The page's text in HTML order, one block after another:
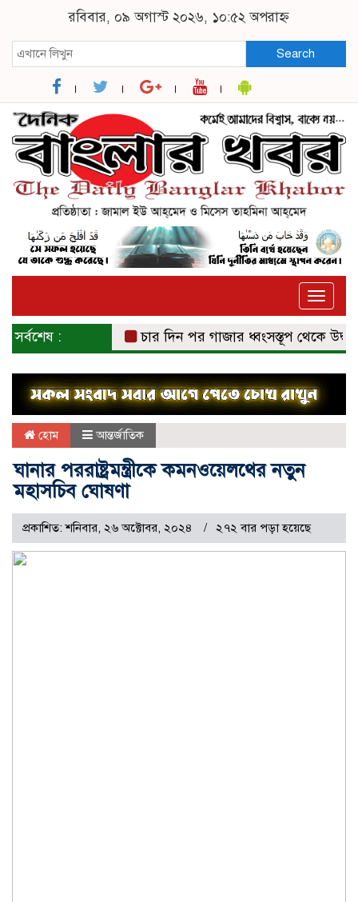
রবিবার, ০৯ অগাস্ট ২০২৬, ১০:৫২ অপরাহ্ন
Search
Toggle
সর্বশেষ : চার দিন পর গাজার ধ্বংসস্তূপ থেকে উদ্ধার ১৯
হোম আন্তর্জাতিক
ঘানার পররাষ্ট্রমন্ত্রীকে কমনওয়েলথের নতুন
মহাসচিব ঘোষণা
প্রকাশিত: শনিবার, ২৬ অক্টোবর, ২০২৪ ২৭২ বার পড়া হয়েছে